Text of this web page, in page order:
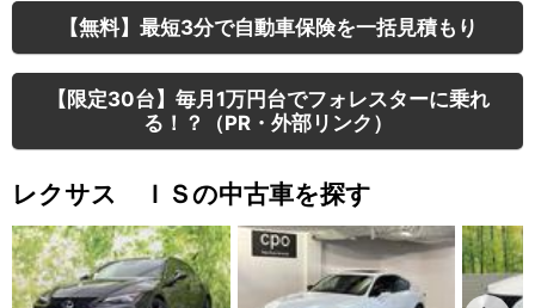
【無料】最短3分で自動車保険を一括見積もり
【限定30台】毎月1万円台でフォレスターに乗れ
る！？（PR・外部リンク）
レクサス ＩＳの中古車を探す